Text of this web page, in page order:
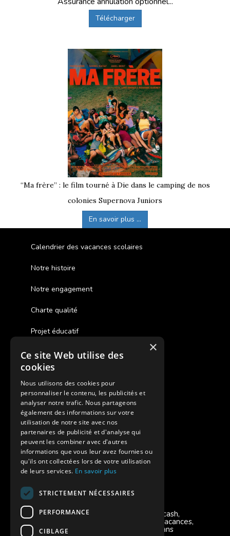
Télécharger
“Ma frère” : le film tourné à Die dans le camping de nos
colonies Supernova Juniors
En savoir plus ...
Calendrier des vacances scolaires
Notre histoire
Notre engagement
Charte qualité
Projet éducatif
Des colonies de vacances inclusives
Assurances annulations
Aides financières pour partir en colonie
Charte de confidentialité
Vacances Adaptées Adulte Supernova
Modes de règlement acceptés
Chèque, Virement, Espèces, Mandats cash,
Bons CAF, Conseil général, Chèques vacances,
Carte bancaire, Prise en charge reçu sans
×
Ce site Web utilise des
cookies
Nous utilisons des cookies pour
personnaliser le contenu, les publicités et
analyser notre trafic. Nous partageons
également des informations sur votre
utilisation de notre site avec nos
partenaires de publicité et d'analyse qui
peuvent les combiner avec d'autres
informations que vous leur avez fournies ou
qu'ils ont collectées lors de votre utilisation
de leurs services. En savoir plus
STRICTEMENT NÉCESSAIRES
PERFORMANCE
CIBLAGE